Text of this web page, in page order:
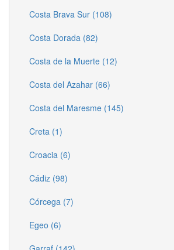
Costa Brava Sur (108)
Costa Dorada (82)
Costa de la Muerte (12)
Costa del Azahar (66)
Costa del Maresme (145)
Creta (1)
Croacia (6)
Cádiz (98)
Córcega (7)
Egeo (6)